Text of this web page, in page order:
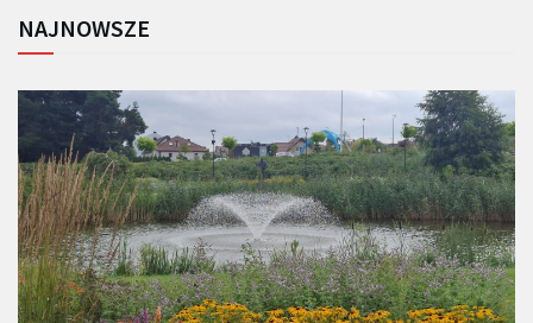
NAJNOWSZE